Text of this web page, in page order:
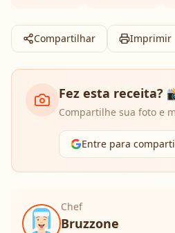
Compartilhar Imprimir
Fez esta receita?
Compartilhe sua foto e
Entre para
Chef
Bruzzone